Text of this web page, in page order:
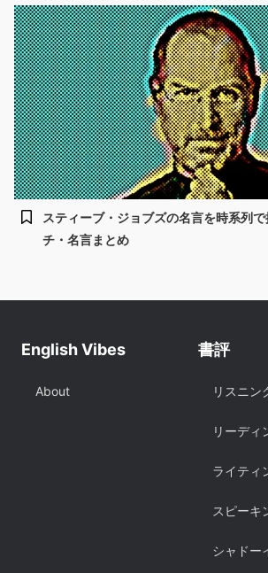
スティーブ・ジョブズの名言を時系列
チ・名言まとめ
English Vibes
About
書評
リスニン
リーディ
ライティ
スピーキ
シャドー